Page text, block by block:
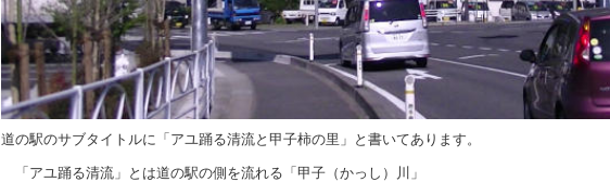
道の駅のサブタイトルに「アユ踊る清流と甲子柿の里」と書いてあります。
「アユ踊る清流」とは道の駅の側を流れる「甲子（かっし）川」